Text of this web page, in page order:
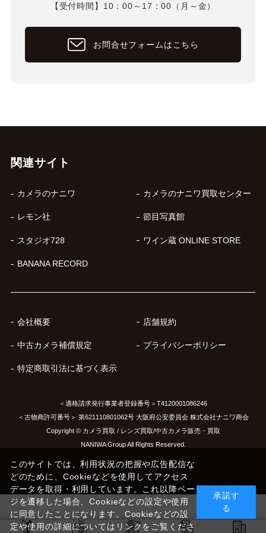
【受付時間】10：00～17：00（月～金）
お問合せフォームはこちら
関連サイト
カメラのナニワ カメラのナニワ買取センター
レモン社 節目写真館
スタジオ728 ワイン蔵 ONLINE STORE
BANANA RECORD
会社概要 店舗規約
中古カメラ補償規定 プライバシーポリシー
特定商取引法に基づく表示
＜適格請求発行事業者登録番号＞T4120001086246
＜古物商許可番号＞ 第621110801062号 大阪府公安委員会 株式会社ナニワ商会
Copyright © カメラ買取 / レンズ買取/中古カメラ販売・買取
NANIWA Group All Rights Reserved.
このサイトでは、利用状況の把握や広告配信な
どのために、Cookieなどを使用してアクセス
データを取得・利用しています。これ以降ペー
ジを遷移した場合、Cookieなどの設定や使用
に同意したことになります。Cookieなどの設
定や使用の詳細についてはリンクをご覧くださ
承諾す
る